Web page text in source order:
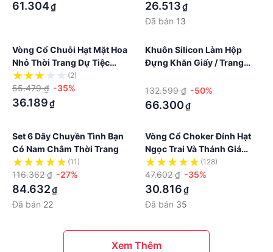
61.304₫ 26.513₫
Đã bán 13
Vòng Cổ Chuỗi Hạt Mặt Hoa
Nhỏ Thời Trang Dự Tiệc
Cho Nữ
(2)
55.479 ₫ -35%
36.189₫
Khuôn Silicon Làm Hộp
Đựng Khăn Giấy / Trang
Sử Dụng DIY
132.599 ₫ -50%
66.300₫
Set 6 Dây Chuyền Tình Bạn
Có Nam Châm Thời Trang
(11)
116.362 ₫ -27%
84.632₫
Đã bán 22
Vòng Cổ Choker Đính Hạt
Ngọc Trai Và Thánh Giá
Phong Cách Gothic Punk
(128)
47.602 ₫ -35%
30.816₫
Đã bán 35
Xem Thêm